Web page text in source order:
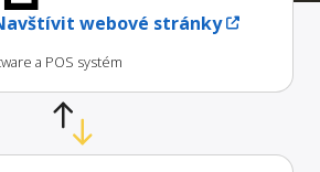
webové stránky
a POS systém